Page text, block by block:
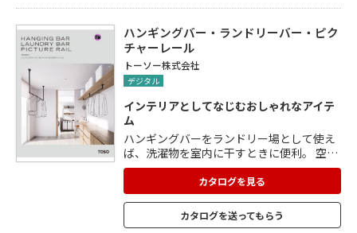
製なので屋内外を問わず、生活空間のさま
ざまな場所で活躍します。
ハンギングバー・ランドリーバー・ピク
チャーレール
トーソー株式会社
デジタル
インテリアとしてなじむおしゃれなアイテ
ム
ハンギングバーをランドリー場として使え
ば、洗濯物を室内に干すときに便利。 空間
を有効に使いつつ、日々の家事を効率化で
きます。 収納バーとして設置することで、
部屋の上部の空間を有効に使い、見せる収
納が可能。 天井近くにハンギングバーを設
置すれば、長さのあるグリーンやモビー
カタログを見る
カタログを送ってもらう